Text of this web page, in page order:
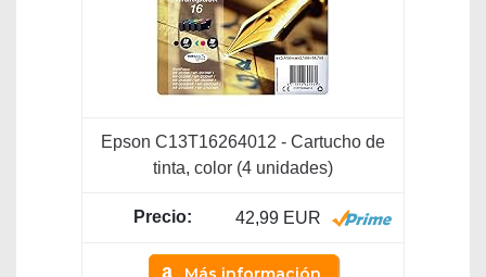
Epson C13T16264012 - Cartucho de
tinta, color (4 unidades)
42,99 EUR